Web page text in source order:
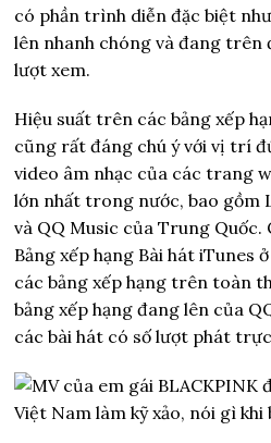
có phần trình diễn đặc biệt
lên nhanh chóng và đang
lượt xem.
Hiệu suất trên các bảng xếp
cũng rất đáng chú ý với vị trí
video âm nhạc của các trang
lớn nhất trong nước, bao gồm
và QQ Music của Trung Quốc.
Bảng xếp hạng Bài hát iTunes
các bảng xếp hạng trên toàn
bảng xếp hạng đang lên của
các bài hát có số lượt phát